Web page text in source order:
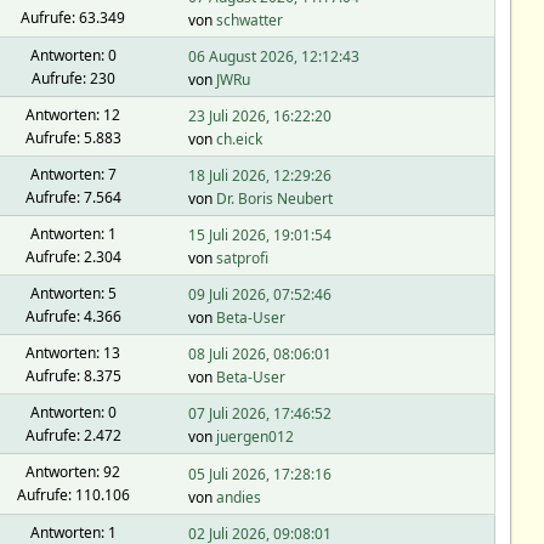
Aufrufe: 63.349
vonschwatter
Antworten: 0
Aufrufe: 230
06 August 2026, 12:12:43
von JWRu
Antworten: 12
Aufrufe: 5.883
23 Juli 2026, 16:22:20
vonch.eick
Antworten: 7
Aufrufe: 7.564
18 Juli 2026, 12:29:26
von Dr. Boris Neubert
Antworten: 1
Aufrufe: 2.304
15 Juli 2026, 19:01:54
vonsatprofi
Antworten: 5
Aufrufe: 4.366
09 Juli 2026, 07:52:46
von Beta-User
Antworten: 13
Aufrufe: 8.375
08 Juli 2026, 08:06:01
von Beta-User
Antworten: 0
Aufrufe: 2.472
07 Juli 2026, 17:46:52
von juergen012
Antworten: 92
Aufrufe: 110.106
05 Juli 2026, 17:28:16
vonandies
Antworten: 1
02 Juli 2026, 09:08:01